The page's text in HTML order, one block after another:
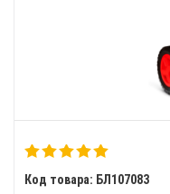
Код товара: БЛ107083